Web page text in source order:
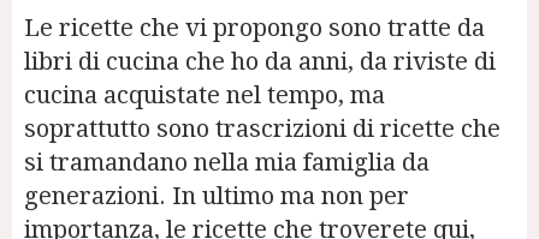
Le ricette che vi propongo sono tratte da
libri di cucina che ho da anni, da riviste di
cucina acquistate nel tempo, ma
soprattutto sono trascrizioni di ricette che
si tramandano nella mia famiglia da
generazioni. In ultimo ma non per
importanza, le ricette che troverete qui,